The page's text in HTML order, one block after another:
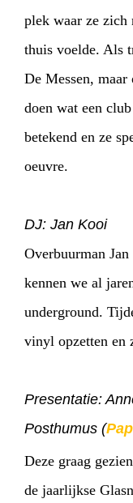
plek waar ze zich
thuis voelde. Als
De Messen,
doen wat een
betekend en ze
oeuvre.
DJ: Jan Kooi
Overbuurman
kennen we al
underground.
vinyl opzetten en
Presentatie:
Posthumus (
Deze graag
de jaarlijkse